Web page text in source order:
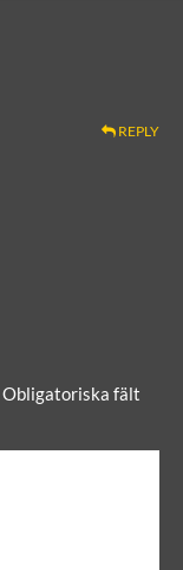
REPLY
Obligatoriska fält